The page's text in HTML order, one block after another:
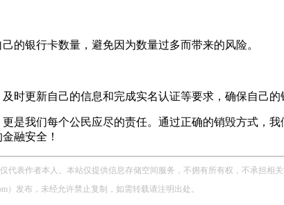
的银行卡数量，避免因为数量过多而带来的风险。
时更新自己的信息和完成实名认证等要求，确保自己的
是我们每个公民应尽的责任。通过正确的销毁方式，
融安全！
表作者本人。本站仅提供信息存储空间服务，不拥有所有权，不承担相
）发布，未经允许禁止复制，如需转载请注明出处。